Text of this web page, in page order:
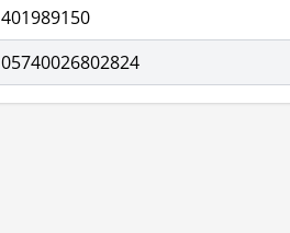
401989150
05740026802824